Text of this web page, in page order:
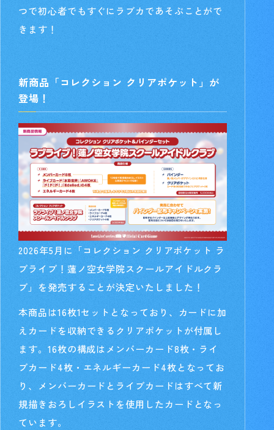
つで初心者でもすぐにラブカであそぶことがで
きます！
新商品「コレクション クリアポケット」が
登場！
2026年5月に「コレクション クリアポケット ラ
ブライブ！蓮ノ空女学院スクールアイドルクラ
ブ」を発売することが決定いたしました！
本商品は16枚1セットとなっており、カードに加
えカードを収納できるクリアポケットが付属し
ます。16枚の構成はメンバーカード8枚・ライ
ブカード4枚・エネルギーカード4枚となってお
り、メンバーカードとライブカードはすべて新
規描きおろしイラストを使用したカードとなっ
ています。